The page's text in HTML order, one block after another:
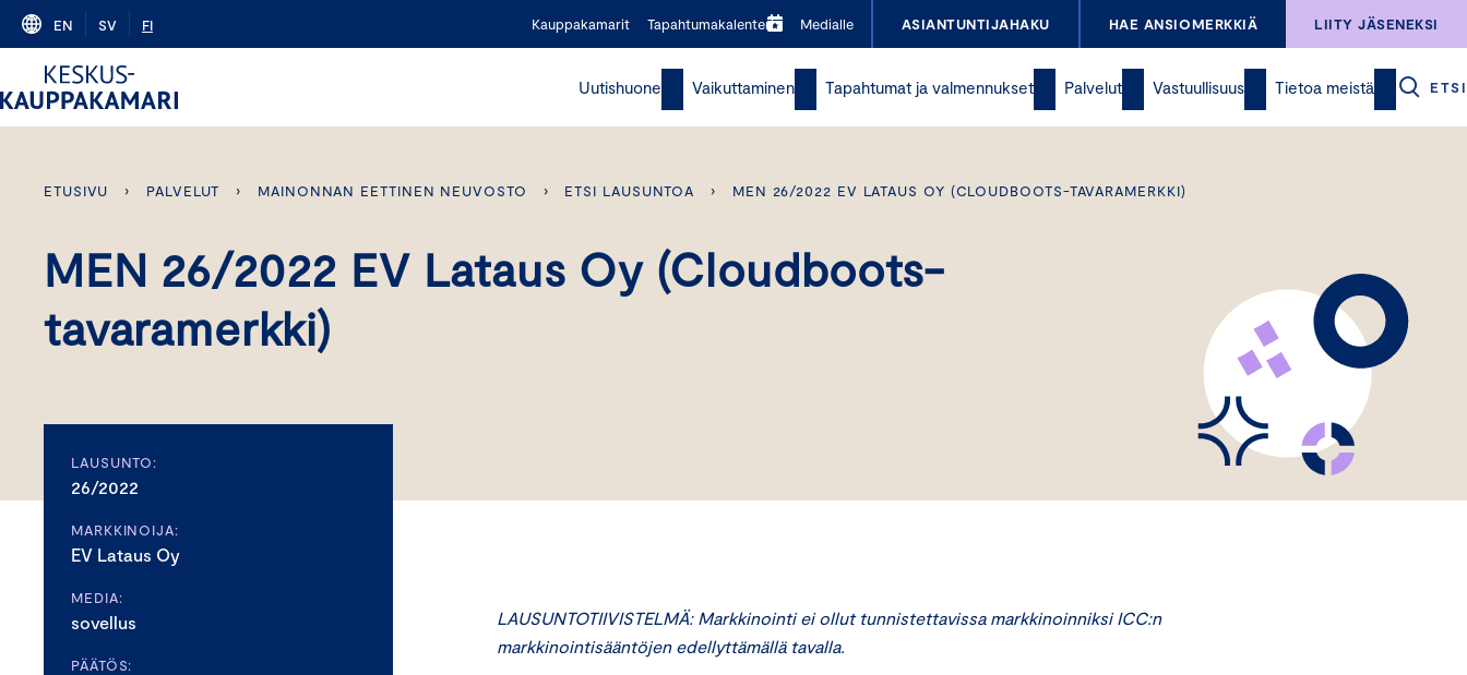
Skip
content
EN SV FI Kauppakamarit Tapahtumakalenteri Medialle ASIANTUNTIJAHAKU HAE ANSIOMERKKIÄ LIITY JÄSENEKSI
Uutishuone Vaikuttaminen Tapahtumat ja valmennukset Palvelut Vastuullisuus Tietoa meistä ETSI
ETUSIVU › PALVELUT › MAINONNAN EETTINEN NEUVOSTO › ETSI LAUSUNTOA › MEN 26/2022 EV LATAUS OY (CLOUDBOOTS-TAVARAMERKKI)
MEN 26/2022 EV Lataus Oy (Cloudboots-
tavaramerkki)
LAUSUNTO:
26/2022
MARKKINOIJA:
EV Lataus Oy
MEDIA:
sovellus
PÄÄTÖS:
LAUSUNTOTIIVISTELMÄ: Markkinointi ei ollut tunnistettavissa markkinoinniksi ICC:n
markkinointisääntöjen edellyttämällä tavalla.